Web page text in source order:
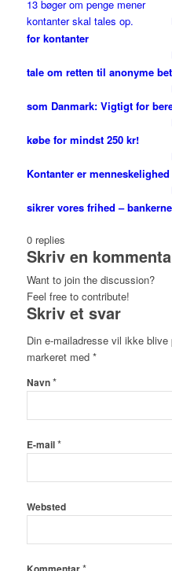
for kontanter
tale om retten til anonyme
som Danmark: Vigtigt for
købe for mindst 250 kr!
Kontanter er menneskelighed
sikrer vores frihed –
0 replies
Skriv en
Want to join the discussion?
Feel free to contribute!
Skriv et svar
Din e-mailadresse vil ikke blive
markeret med *
Navn*
E-mail*
Websted